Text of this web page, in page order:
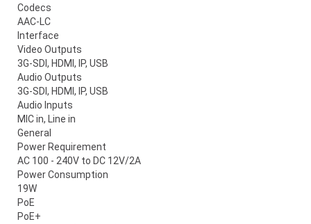
Codecs
AAC-LC
Interface
Video Outputs
3G-SDI, HDMI, IP, USB
Audio Outputs
3G-SDI, HDMI, IP, USB
Audio Inputs
MIC in, Line in
General
Power Requirement
AC 100 - 240V to DC 12V/2A
Power Consumption
19W
PoE
PoE+